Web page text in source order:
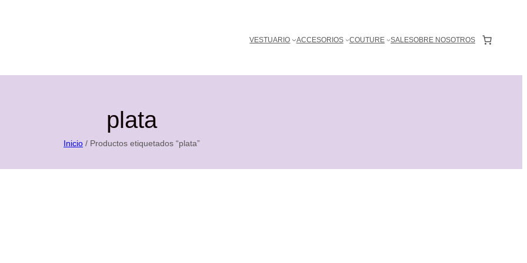
VESTUARIO ACCESORIOS COUTURE SALESOBRE NOSOTROS
plata
Inicio / Productos etiquetados “plata”